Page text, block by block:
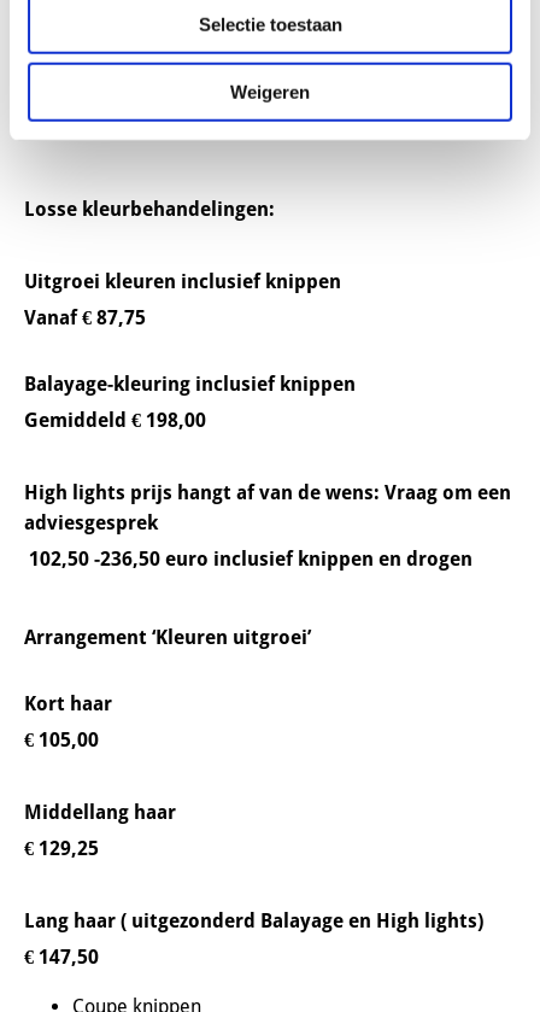
Selectie toestaan
Weigeren
Proteïne/vochtbehandeling
Wenkbrauwen verven en epileren
Droog stylen naar wens
Losse kleurbehandelingen:
Uitgroei kleuren inclusief knippen
Vanaf € 87,75
Balayage-kleuring inclusief knippen
Gemiddeld € 198,00
High lights prijs hangt af van de wens: Vraag om een
adviesgesprek
102,50 -236,50 euro inclusief knippen en drogen
Arrangement ‘Kleuren uitgroei’
Kort haar
€ 105,00
Middellang haar
€ 129,25
Lang haar ( uitgezonderd Balayage en High lights)
€ 147,50
Coupe knippen